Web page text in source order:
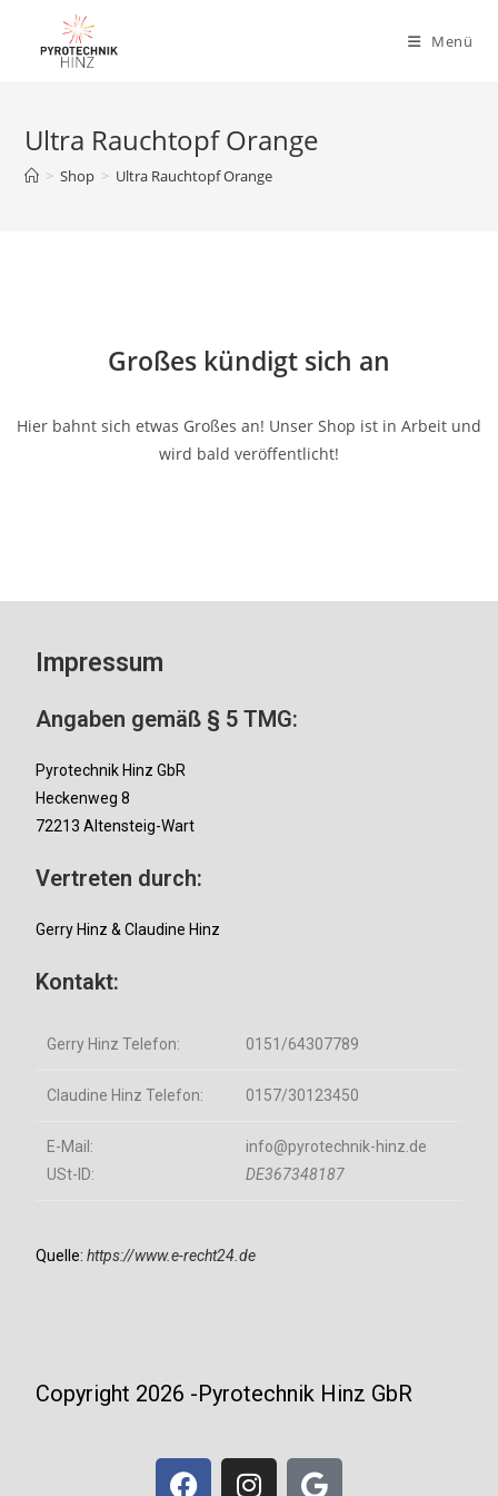
Menü
Ultra Rauchtopf Orange
> Shop > Ultra Rauchtopf Orange
Großes kündigt sich an
Hier bahnt sich etwas Großes an! Unser Shop ist in Arbeit und
wird bald veröffentlicht!
Impressum
Angaben gemäß § 5 TMG:
Pyrotechnik Hinz GbR
Heckenweg 8
72213 Altensteig-Wart
Vertreten durch:
Gerry Hinz & Claudine Hinz
Kontakt:
Gerry Hinz Telefon: 0151/64307789
Claudine Hinz Telefon: 0157/30123450
E-Mail:
USt-ID:
info@pyrotechnik-hinz.de
DE367348187
Quelle:https://www.e-recht24.de
Copyright 2026 -Pyrotechnik Hinz GbR